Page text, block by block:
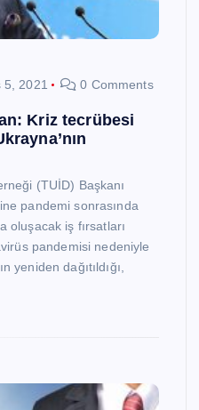
5, 2021 0 Comments
Kriz tecrübesi
(TUİD) Başkanı
pandemi sonrasında
oluşacak iş fırsatları
pandemisi nedeniyle
yeniden dağıtıldığı,